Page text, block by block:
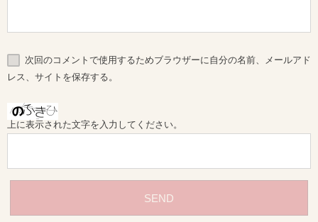
次回のコメントで使用するためブラウザーに自分の名前、メールアド
レス、サイトを保存する。
上に表示された文字を入力してください。